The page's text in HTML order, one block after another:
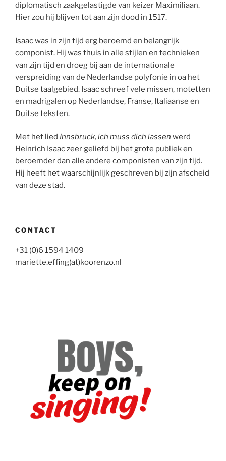
diplomatisch zaakgelastigde van keizer Maximiliaan.
Hier zou hij blijven tot aan zijn dood in 1517.
Isaac was in zijn tijd erg beroemd en belangrijk
componist. Hij was thuis in alle stijlen en technieken
van zijn tijd en droeg bij aan de internationale
verspreiding van de Nederlandse polyfonie in oa het
Duitse taalgebied. Isaac schreef vele missen, motetten
en madrigalen op Nederlandse, Franse, Italiaanse en
Duitse teksten.
Met het lied Innsbruck, ich muss dich lassen werd
Heinrich Isaac zeer geliefd bij het grote publiek en
beroemder dan alle andere componisten van zijn tijd.
Hij heeft het waarschijnlijk geschreven bij zijn afscheid
van deze stad.
CONTACT
+31 (0)6 1594 1409
mariette.effing(at)koorenzo.nl